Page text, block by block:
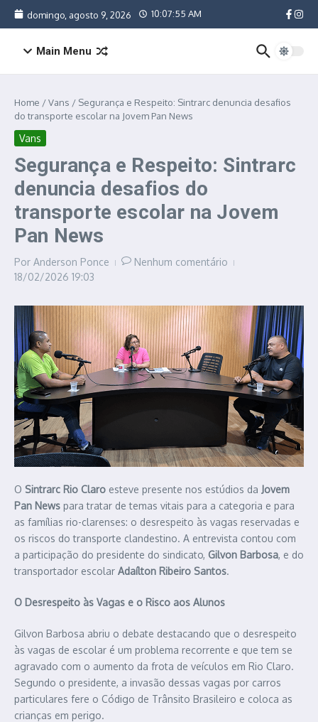
Ir para o conteúdo
domingo, agosto 9, 2026 10:07:55 AM
Main Menu
Home /Vans / Segurança e Respeito: Sintrarc denuncia desafios
do transporte escolar na Jovem Pan News
Vans
Segurança e Respeito: Sintrarc
denuncia desafios do
transporte escolar na Jovem
Pan News
Por Anderson Ponce
Nenhum comentário
18/02/2026 19:03
O Sintrarc Rio Claro esteve presente nos estúdios da Jovem
Pan News para tratar de temas vitais para a categoria e para
as famílias rio-clarenses: o desrespeito às vagas reservadas e
os riscos do transporte clandestino. A entrevista contou com
a participação do presidente do sindicato, Gilvon Barbosa, e do
transportador escolar Adaílton Ribeiro Santos.
O Desrespeito às Vagas e o Risco aos Alunos
Gilvon Barbosa abriu o debate destacando que o desrespeito
às vagas de escolar é um problema recorrente e que tem se
agravado com o aumento da frota de veículos em Rio Claro.
Segundo o presidente, a invasão dessas vagas por carros
particulares fere o Código de Trânsito Brasileiro e coloca as
crianças em perigo.